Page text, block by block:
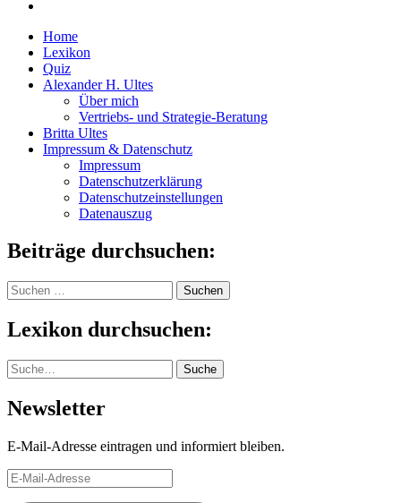
Home
Lexikon
Quiz
Alexander H. Ultes
Über mich
Vertriebs- und Strategie-Beratung
Britta Ultes
Impressum & Datenschutz
Impressum
Datenschutzerklärung
Datenschutzeinstellungen
Datenauszug
Beiträge durchsuchen:
Suchen
nach:
Lexikon durchsuchen:
Suche Suche
Newsletter
E-Mail-Adresse eintragen und informiert bleiben.
E-
Mail-